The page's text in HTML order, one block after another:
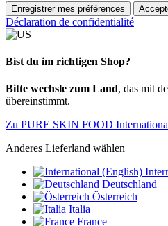
Enregistrer mes préférences
Déclaration de confidentialité
Bist du im richtigen Shop?
Bitte wechsle zum Land, das mit
übereinstimmt.
Zu PURE SKIN FOOD
Anderes Lieferland wählen
Deutschland
Österreich
Italia
France